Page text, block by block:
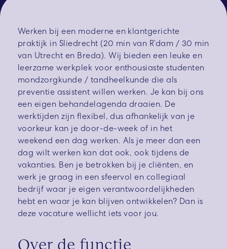
Werken bij een moderne en klantgerichte
praktijk in Sliedrecht (20 min van R’dam / 30 min
van Utrecht en Breda). Wij bieden een leuke en
leerzame werkplek voor enthousiaste studenten
mondzorgkunde / tandheelkunde die als
preventie assistent willen werken. Je kan bij ons
een eigen behandelagenda draaien. De
werktijden zijn flexibel, dus afhankelijk van je
voorkeur kan je door-de-week of in het
weekend een dag werken. Als je meer dan een
dag wilt werken kan dat ook, ook tijdens de
vakanties. Ben je betrokken bij je cliënten, en
werk je graag in een sfeervol en collegiaal
bedrijf waar je eigen verantwoordelijkheden
hebt en waar je kan blijven ontwikkelen? Dan is
deze vacature wellicht iets voor jou.
Over de functie